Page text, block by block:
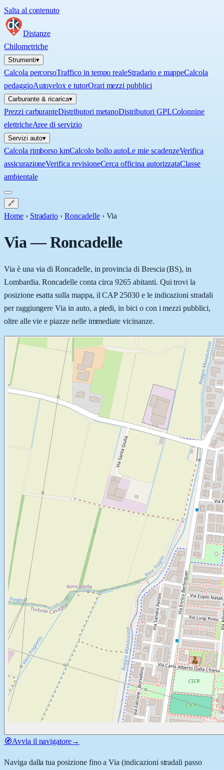
Salta al contenuto
Distanze
Chilometriche
Strumenti▾
Calcola percorsoTraffico in tempo realeStradario e mappeCalcola
pedaggioAutovelox e tutorOrari mezzi pubblici
Carburante & ricarica▾
Prezzi carburanteDistributori metanoDistributori GPLColonnine
elettricheAree di servizio
Servizi auto▾
Calcola rimborso kmCalcolo bollo autoLe mie scadenzeVerifica
assicurazioneVerifica revisioneCerca officina autorizzataClasse
ambientale
🔗
Home › Stradario › Roncadelle › Via
Via—Roncadelle
Via è una via di Roncadelle, in provincia di Brescia (BS), in
Lombardia. Roncadelle conta circa 9265 abitanti. Qui trovi la
posizione esatta sulla mappa, il CAP 25030 e le indicazioni stradali
per raggiungere Via in auto, a piedi, in bici o con i mezzi pubblici,
oltre alle vie e piazze nelle immediate vicinanze.
🧭Avvia il navigatore→
Naviga dalla tua posizione fino aVia (indicazioni stradali passo